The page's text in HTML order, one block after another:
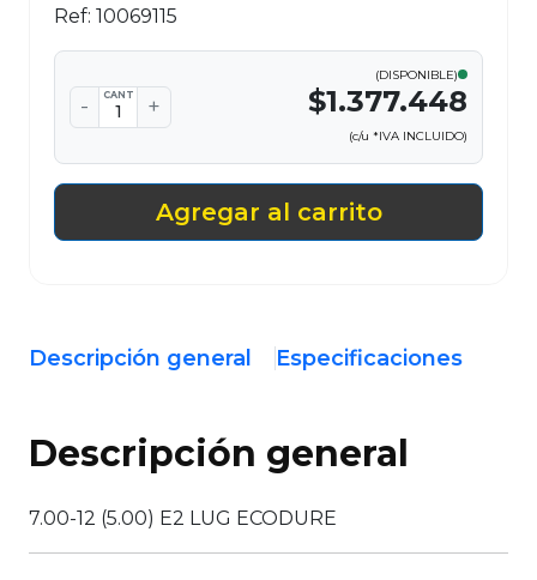
Ref: 10069115
- CANT +
(DISPONIBLE)
$1.377.448
(c/u *IVA INCLUIDO)
Agregar al carrito
Descripción general Especificaciones
Descripción general
7.00-12 (5.00) E2 LUG ECODURE